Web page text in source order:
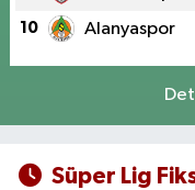
10 Alanyaspor
Süper Lig